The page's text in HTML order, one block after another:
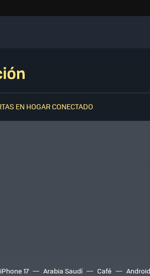
EN HOGAR CONECTADO
iPhone 17 Arabia Saudí Café